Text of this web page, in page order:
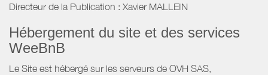
Directeur de la Publication : Xavier MALLEIN
Hébergement du site et des services
WeeBnB
Le Site est hébergé sur les serveurs de OVH SAS,